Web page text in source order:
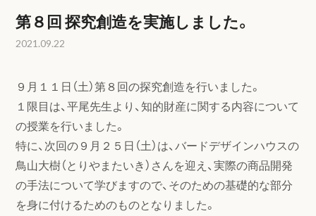
第８回 探究創造を実施しました。
2021.09.22
９月１１日（土）第８回の探究創造を行いました。
１限目は、平尾先生より、知的財産に関する内容について
の授業を行いました。
特に、次回の９月２５日（土）は、バードデザインハウスの
鳥山大樹（とりやまたいき）さんを迎え、実際の商品開発
の手法について学びますので、そのための基礎的な部分
を身に付けるためのものとなりました。